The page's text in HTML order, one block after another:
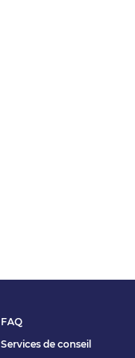
FAQ
Services de conseil